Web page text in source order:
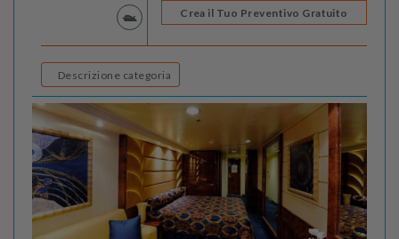
Crea il Tuo Preventivo Gratuito
Descrizione categoria